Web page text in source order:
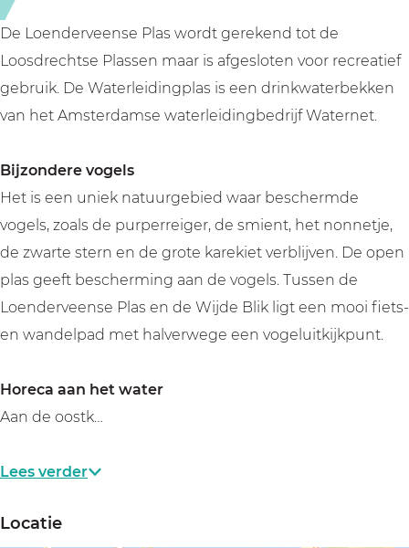
P
l
a
s
s
e
P
l
s
De Loenderveense Plas wordt gerekend tot de
Loosdrechtse Plassen maar is afgesloten voor recreatief
gebruik. De Waterleidingplas is een drinkwaterbekken
van het Amsterdamse waterleidingbedrijf Waternet.
Bijzondere vogels
Het is een uniek natuurgebied waar beschermde
vogels, zoals de purperreiger, de smient, het nonnetje,
de zwarte stern en de grote karekiet verblijven. De open
plas geeft bescherming aan de vogels. Tussen de
Loenderveense Plas en de Wijde Blik ligt een mooi fiets-
en wandelpad met halverwege een vogeluitkijkpunt.
Horeca aan het water
Aan de oostk…
Lees verder
Locatie